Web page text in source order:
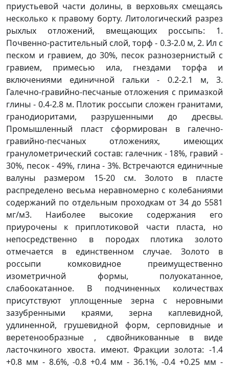
приустьевой части долины, в верховьях смещаясь
несколько к правому борту. Литологический разрез
рыхлых отложений, вмещающих россыпь: 1.
Почвенно-растительный слой, торф - 0.3-2.0 м, 2. Ил с
песком и гравием, до 30%, песок разнозернистый с
гравием, примесью ила, гнездами торфа и
включениями единичной гальки - 0.2-2.1 м, 3.
Галечно-гравийно-песчаные отложения с примазкой
глины - 0.4-2.8 м. Плотик россыпи сложен гранитами,
гранодиоритами, разрушенными до дресвы.
Промышленный пласт сформирован в галечно-
гравийно-песчаных отложениях, имеющих
гранулометрический состав: галечник - 18%, гравий -
30%, песок - 49%, глина - 3%. Встречаются единичные
валуны размером 15-20 см. Золото в пласте
распределено весьма неравномерно с колебаниями
содержаний по отдельным проходкам от 34 до 5581
мг/м3. Наиболее высокие содержания его
приурочены к приплотиковой части пласта, но
непосредственно в породах плотика золото
отмечается в единственном случае. Золото в
россыпи комковидное преимущественно
изометричной формы, полуокатанное,
слабоокатанное. В подчиненных количествах
присутствуют уплощенные зерна с неровными
зазубренными краями, зерна каплевидной,
удлиненной, грушевидной форм, серповидные и
веретенообразные , сдвойникованные в виде
ласточкиного хвоста. имеют. Фракции золота: -1.4
+0.8 мм - 8.6%, -0.8 +0.4 мм - 36.1%, -0.4 +0.25 мм -